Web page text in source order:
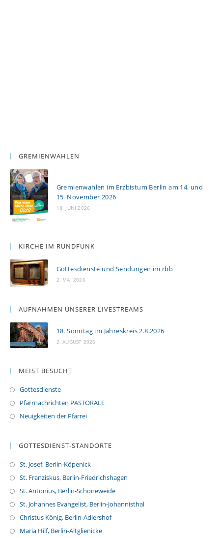
GREMIENWAHLEN
Gremienwahlen im Erzbistum Berlin am 14. und
15. November 2026
18. JUNI 2026
KIRCHE IM RUNDFUNK
Gottesdienste und Sendungen im rbb
2. MAI 2026
AUFNAHMEN UNSERER LIVESTREAMS
18. Sonntag im Jahreskreis 2.8.2026
2. AUGUST 2026
MEIST BESUCHT
Gottesdienste
Pfarrnachrichten PASTORALE
Neuigkeiten der Pfarrei
GOTTESDIENST-STANDORTE
St. Josef, Berlin-Köpenick
St. Franziskus, Berlin-Friedrichshagen
St. Antonius, Berlin-Schöneweide
St. Johannes Evangelist, Berlin-Johannisthal
Christus König, Berlin-Adlershof
Maria Hilf, Berlin-Altglienicke